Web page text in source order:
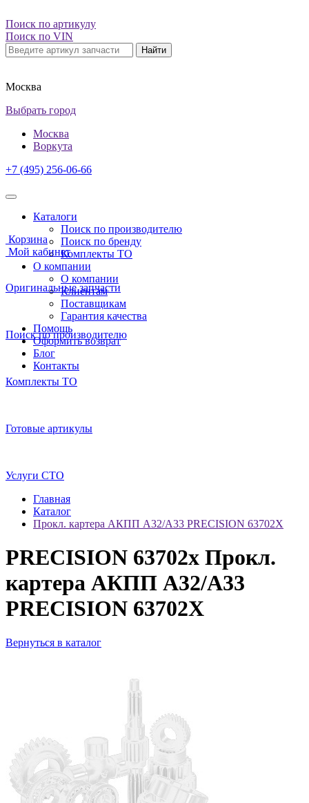
Поиск по артикулу
Поиск по VIN
Найти
Москва
Выбрать город
Москва
Воркута
+7 (495) 256-06-66
Каталоги
Поиск по производителю
Поиск по бренду
Комплекты ТО
О компании
О компании
Клиентам
Поставщикам
Гарантия качества
Помощь
Оформить возврат
Блог
Контакты
Корзина
Мой кабинет
Оригинальные запчасти
Поиск по производителю
Комплекты ТО
Готовые артикулы
Услуги СТО
Главная
Каталог
Прокл. картера АКПП А32/A33 PRECISION 63702X
PRECISION 63702x Прокл.
картера АКПП А32/A33
PRECISION 63702X
Вернуться в каталог